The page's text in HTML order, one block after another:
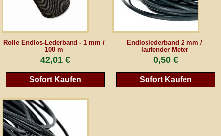
Rolle Endlos-Lederband - 1 mm /
100 m
42,01 €
Sofort Kaufen
Endloslederband 2 mm /
laufender Meter
0,50 €
Sofort Kaufen
Newsletter
Vertrag wiederrufen
*Alle Preise inkl. MwSt., inkl. Verpackungskosten, zggl. Versandkosten und zzgl.
eventueller Zölle (bei Nicht-EU-Ländern). Durchgestrichene Preise entsprechen dem
bisherigen Preis bei peraperis.com.